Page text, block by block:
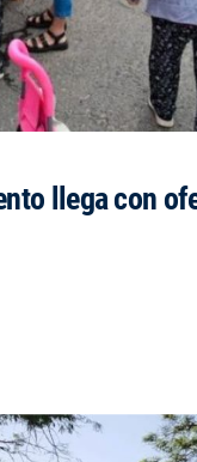
llega con